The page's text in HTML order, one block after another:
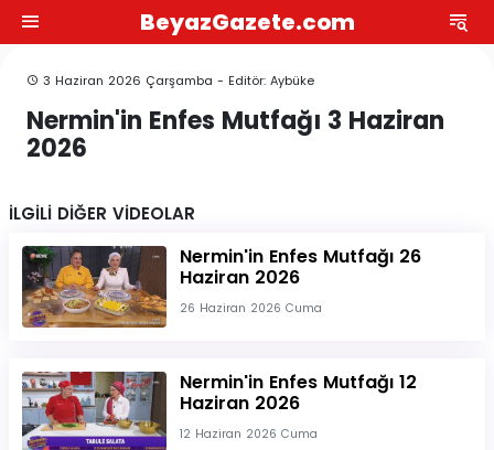
BeyazGazete.com
3 Haziran 2026 Çarşamba - Editör: Aybüke
Nermin'in Enfes Mutfağı 3 Haziran
2026
İLGİLİ DİĞER VİDEOLAR
Nermin'in Enfes Mutfağı 26
Haziran 2026
26 Haziran 2026 Cuma
Nermin'in Enfes Mutfağı 12
Haziran 2026
12 Haziran 2026 Cuma